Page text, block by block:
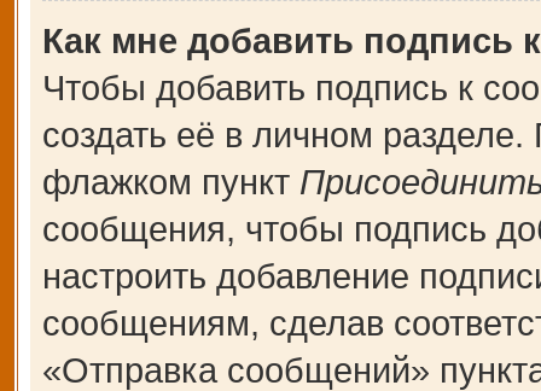
Как мне добавить подпись
Чтобы добавить подпись к
создать её в личном
флажком пункт
сообщения, чтобы подпись
настроить добавление
сообщениям, сделав
«Отправка сообщений»